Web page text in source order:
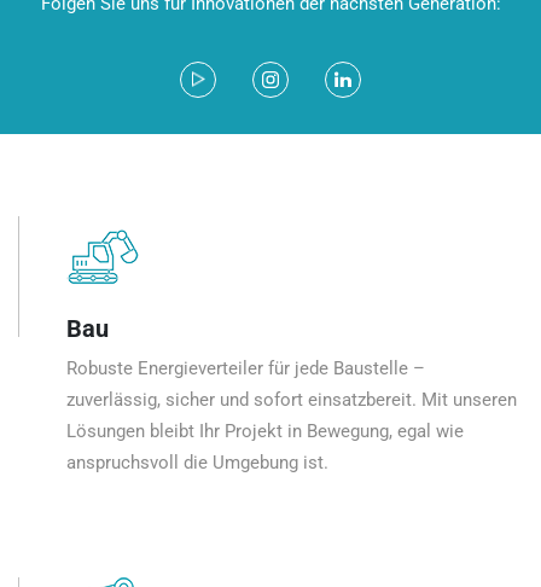
Bau
Robuste Energieverteiler für jede Baustelle –
zuverlässig, sicher und sofort einsatzbereit. Mit unseren
Lösungen bleibt Ihr Projekt in Bewegung, egal wie
anspruchsvoll die Umgebung ist.